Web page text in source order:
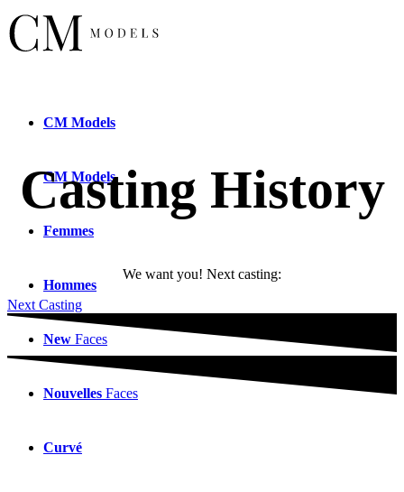
CM Models
CM Models
Femmes
Hommes
New Faces
Nouvelles Faces
Curvé
Casting History
We want you! Next casting:
Next Casting